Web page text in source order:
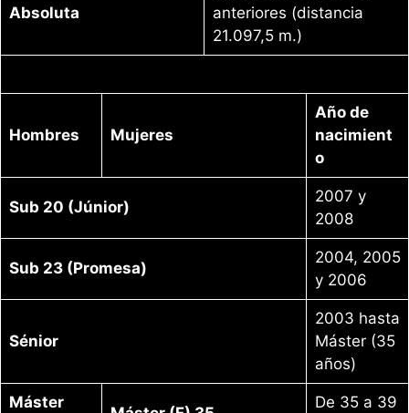
Absoluta
anteriores (distancia
21.097,5 m.)
Hombres Mujeres
Año de
nacimient
o
Sub 20 (Júnior)
2007 y
2008
Sub 23 (Promesa)
2004, 2005
y 2006
Sénior
2003 hasta
Máster (35
años)
Máster
De 35 a 39